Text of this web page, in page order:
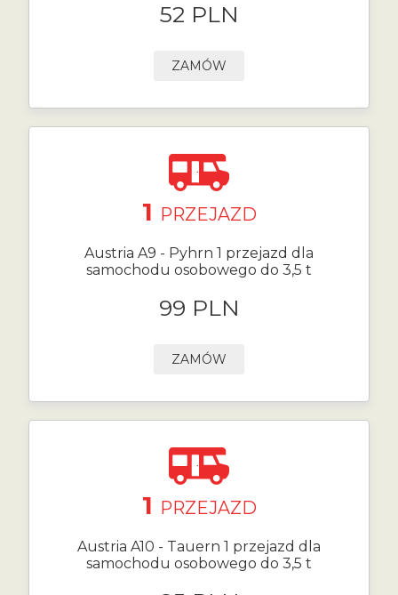
52 PLN
ZAMÓW
1 PRZEJAZD
Austria A9 - Pyhrn 1 przejazd dla
samochodu osobowego do 3,5 t
99 PLN
ZAMÓW
1 PRZEJAZD
Austria A10 - Tauern 1 przejazd dla
samochodu osobowego do 3,5 t